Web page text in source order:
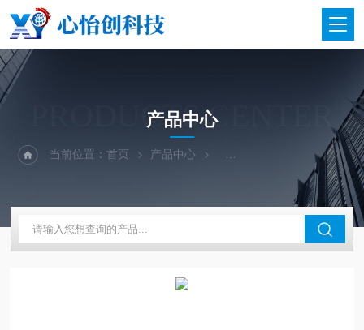
PRODUCTS CENTER
产品中心
当前位置：首页 产品中心 二手仪器-光谱-色谱-质谱